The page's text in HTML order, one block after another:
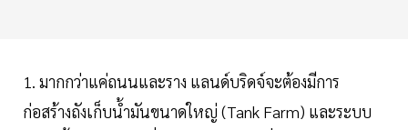
1. มากกว่าแค่ถนนและราง แลนด์บริดจ์จะต้องมีการ
ก่อสร้างถังเก็บน้ำมันขนาดใหญ่ (Tank Farm) และระบบ